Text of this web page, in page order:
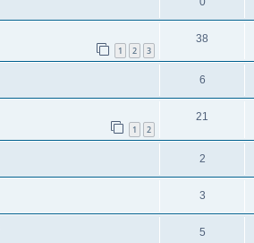
1 2 3
38
6
1 2
21
2
3
5